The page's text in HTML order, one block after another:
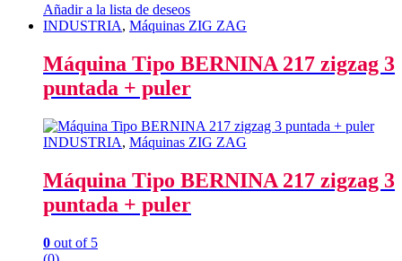
Añadir a la lista de deseos
INDUSTRIA, Máquinas ZIG ZAG
Máquina Tipo BERNINA 217 zigzag 3
puntada + puler
INDUSTRIA, Máquinas ZIG ZAG
Máquina Tipo BERNINA 217 zigzag 3
puntada + puler
0 out of 5